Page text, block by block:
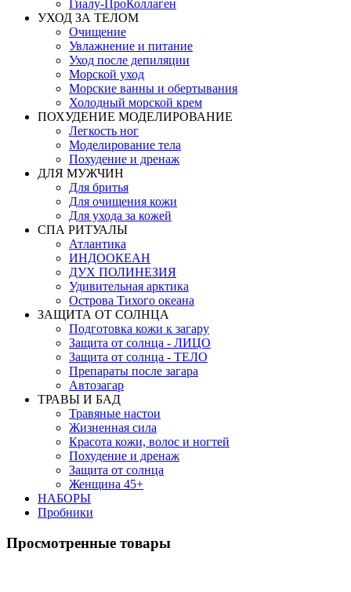
Гиалу-ПроКоллаген
УХОД ЗА ТЕЛОМ
Очищение
Увлажнение и питание
Уход после депиляции
Морской уход
Морские ванны и обертывания
Холодный морской крем
ПОХУДЕНИЕ МОДЕЛИРОВАНИЕ
Легкость ног
Моделирование тела
Похудение и дренаж
ДЛЯ МУЖЧИН
Для бритья
Для очищения кожи
Для ухода за кожей
СПА РИТУАЛЫ
Атлантика
ИНДООКЕАН
ДУХ ПОЛИНЕЗИЯ
Удивительная арктика
Острова Тихого океана
ЗАЩИТА ОТ СОЛНЦА
Подготовка кожи к загару
Защита от солнца - ЛИЦО
Защита от солнца - ТЕЛО
Препараты после загара
Автозагар
ТРАВЫ И БАД
Травяные настои
Жизненная сила
Красота кожи, волос и ногтей
Похудение и дренаж
Защита от солнца
Женщина 45+
НАБОРЫ
Пробники
Просмотренные товары